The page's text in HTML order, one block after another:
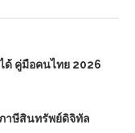
ด้ คู่มือคนไทย 2026
าษีสินทรัพย์ดิจิทัล